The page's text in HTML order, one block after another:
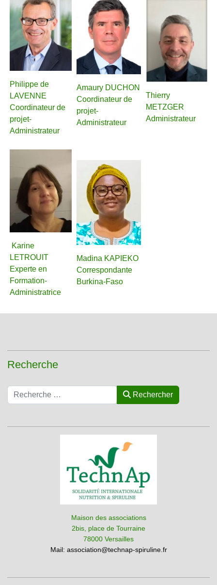
Philippe de
LAVENNE
Coordinateur de
projet-
Administrateur
Amaury DUCHON
Coordinateur de
projet-
Administrateur
Thierry
METZGER
Administrateur
Karine
LETROUIT
Experte en
Formation-
Administratrice
Madina KAPIEKO
Correspondante
Burkina-Faso
Recherche
Rechercher Rechercher
Maison des associations
2bis, place de Tourraine
78000 Versailles
Mail: association@technap-spiruline.fr